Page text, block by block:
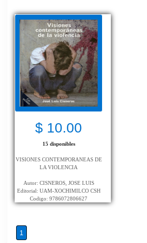
$ 10.00
15 disponibles
VISIONES CONTEMPORANEAS DE
LA VIOLENCIA
Autor: CISNEROS, JOSE LUIS
Editorial: UAM-XOCHIMILCO CSH
Codigo: 9786072806627
1